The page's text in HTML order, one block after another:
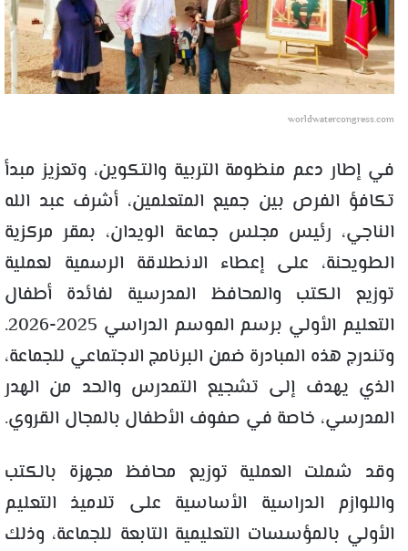
worldwatercongress.com
في إطار دعم منظومة التربية والتكوين، وتعزيز مبدأ
تكافؤ الفرص بين جميع المتعلمين، أشرف عبد الله
الناجي، رئيس مجلس جماعة الويدان، بمقر مركزية
الطويحنة، على إعطاء الانطلاقة الرسمية لعملية
توزيع الكتب والمحافظ المدرسية لفائدة أطفال
التعليم الأولي برسم الموسم الدراسي 2025-2026.
وتندرج هذه المبادرة ضمن البرنامج الاجتماعي للجماعة،
الذي يهدف إلى تشجيع التمدرس والحد من الهدر
المدرسي، خاصة في صفوف الأطفال بالمجال القروي.
وقد شملت العملية توزيع محافظ مجهزة بالكتب
واللوازم الدراسية الأساسية على تلاميذ التعليم
الأولي بالمؤسسات التعليمية التابعة للجماعة، وذلك